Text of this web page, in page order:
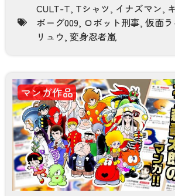
CULT-T, Tシャツ, イナズマン,
ボーグ009, ロボット刑事, 仮面
リュウ, 変身忍者嵐
マンガ作品